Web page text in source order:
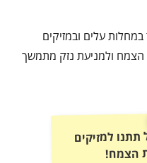
עלים ובמזיקים
הצמח ולמניעת נזק מתמשך
תתנו למזיקים
הצמח!